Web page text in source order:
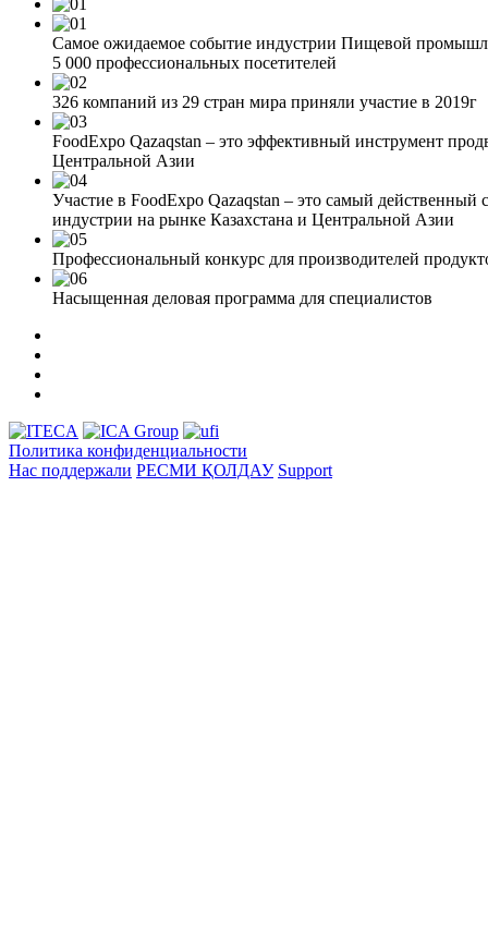
Самое ожидаемое событие индустрии Пищевой
5 000 профессиональных посетителей
326 компаний из 29 стран мира приняли участие в 2019г
FoodExpo Qazaqstan – это эффективный инструмент
Центральной Азии
Участие в FoodExpo Qazaqstan – это самый действенный
индустрии на рынке Казахстана и Центральной Азии
Профессиональный конкурс для производителей
Насыщенная деловая программа для специалистов
Политика конфиденциальности
Нас поддержали РЕСМИ ҚОЛДАУ Support